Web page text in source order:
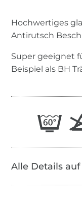
Hochwertiges
Antirutsch
Super geeignet
Beispiel als BH
Alle Details